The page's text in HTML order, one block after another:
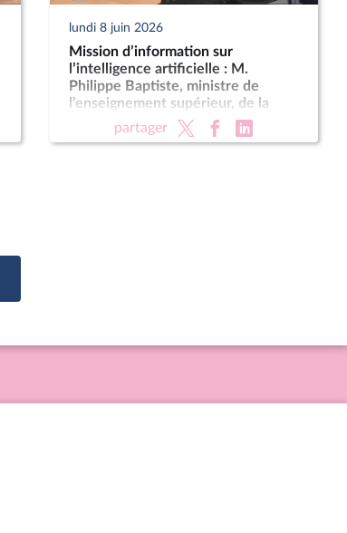
lundi 8 juin 2026
Mission d’information sur
l’intelligence artificielle : M.
Philippe Baptiste, ministre de
l’enseignement supérieur, de la
recherche et de l’espace
partager